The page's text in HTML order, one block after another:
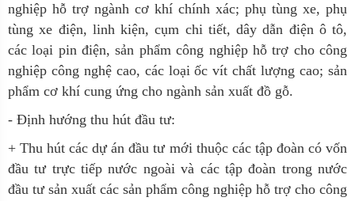
nghiệp hỗ trợ ngành cơ khí chính xác; phụ tùng xe, phụ
tùng xe điện, linh kiện, cụm chi tiết, dây dẫn điện ô tô,
các loại pin điện, sản phẩm công nghiệp hỗ trợ cho công
nghiệp công nghệ cao, các loại ốc vít chất lượng cao; sản
phẩm cơ khí cung ứng cho ngành sản xuất đồ gỗ.
- Định hướng thu hút đầu tư:
+ Thu hút các dự án đầu tư mới thuộc các tập đoàn có vốn
đầu tư trực tiếp nước ngoài và các tập đoàn trong nước
đầu tư sản xuất các sản phẩm công nghiệp hỗ trợ cho công